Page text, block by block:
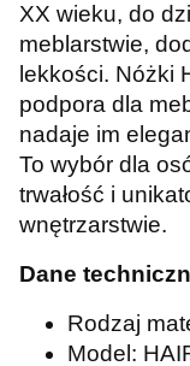
XX wieku, do
meblarstwie,
lekkości. Nóżki
podpora dla
nadaje im
To wybór dla
trwałość i
wnętrzarstwie.
Dane
Rodzaj
Model: